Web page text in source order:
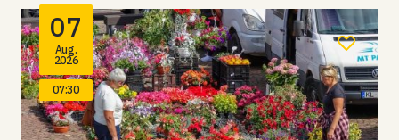
07
Aug.
2026
07:30